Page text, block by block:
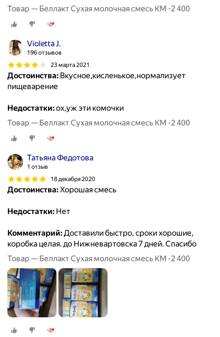
Товар — Беллакт Сухая молочная смесь КМ -2 400
Violetta J.
196 отзывов
23 марта 2021
Достоинства: Вкусное,кисленькое,нормализует
пищеварение
Недостатки:ох,уж эти комочки
Товар — Беллакт Сухая молочная смесь КМ -2 400
Татьяна Федотова
1 отзыв
18 декабря 2020
Достоинства:Хорошая смесь
Недостатки: Нет
Комментарий:Доставили быстро, сроки хорошие,
коробка целая. до Нижневартовска 7 дней. Спасибо
Товар — Беллакт Сухая молочная смесь КМ -2 400